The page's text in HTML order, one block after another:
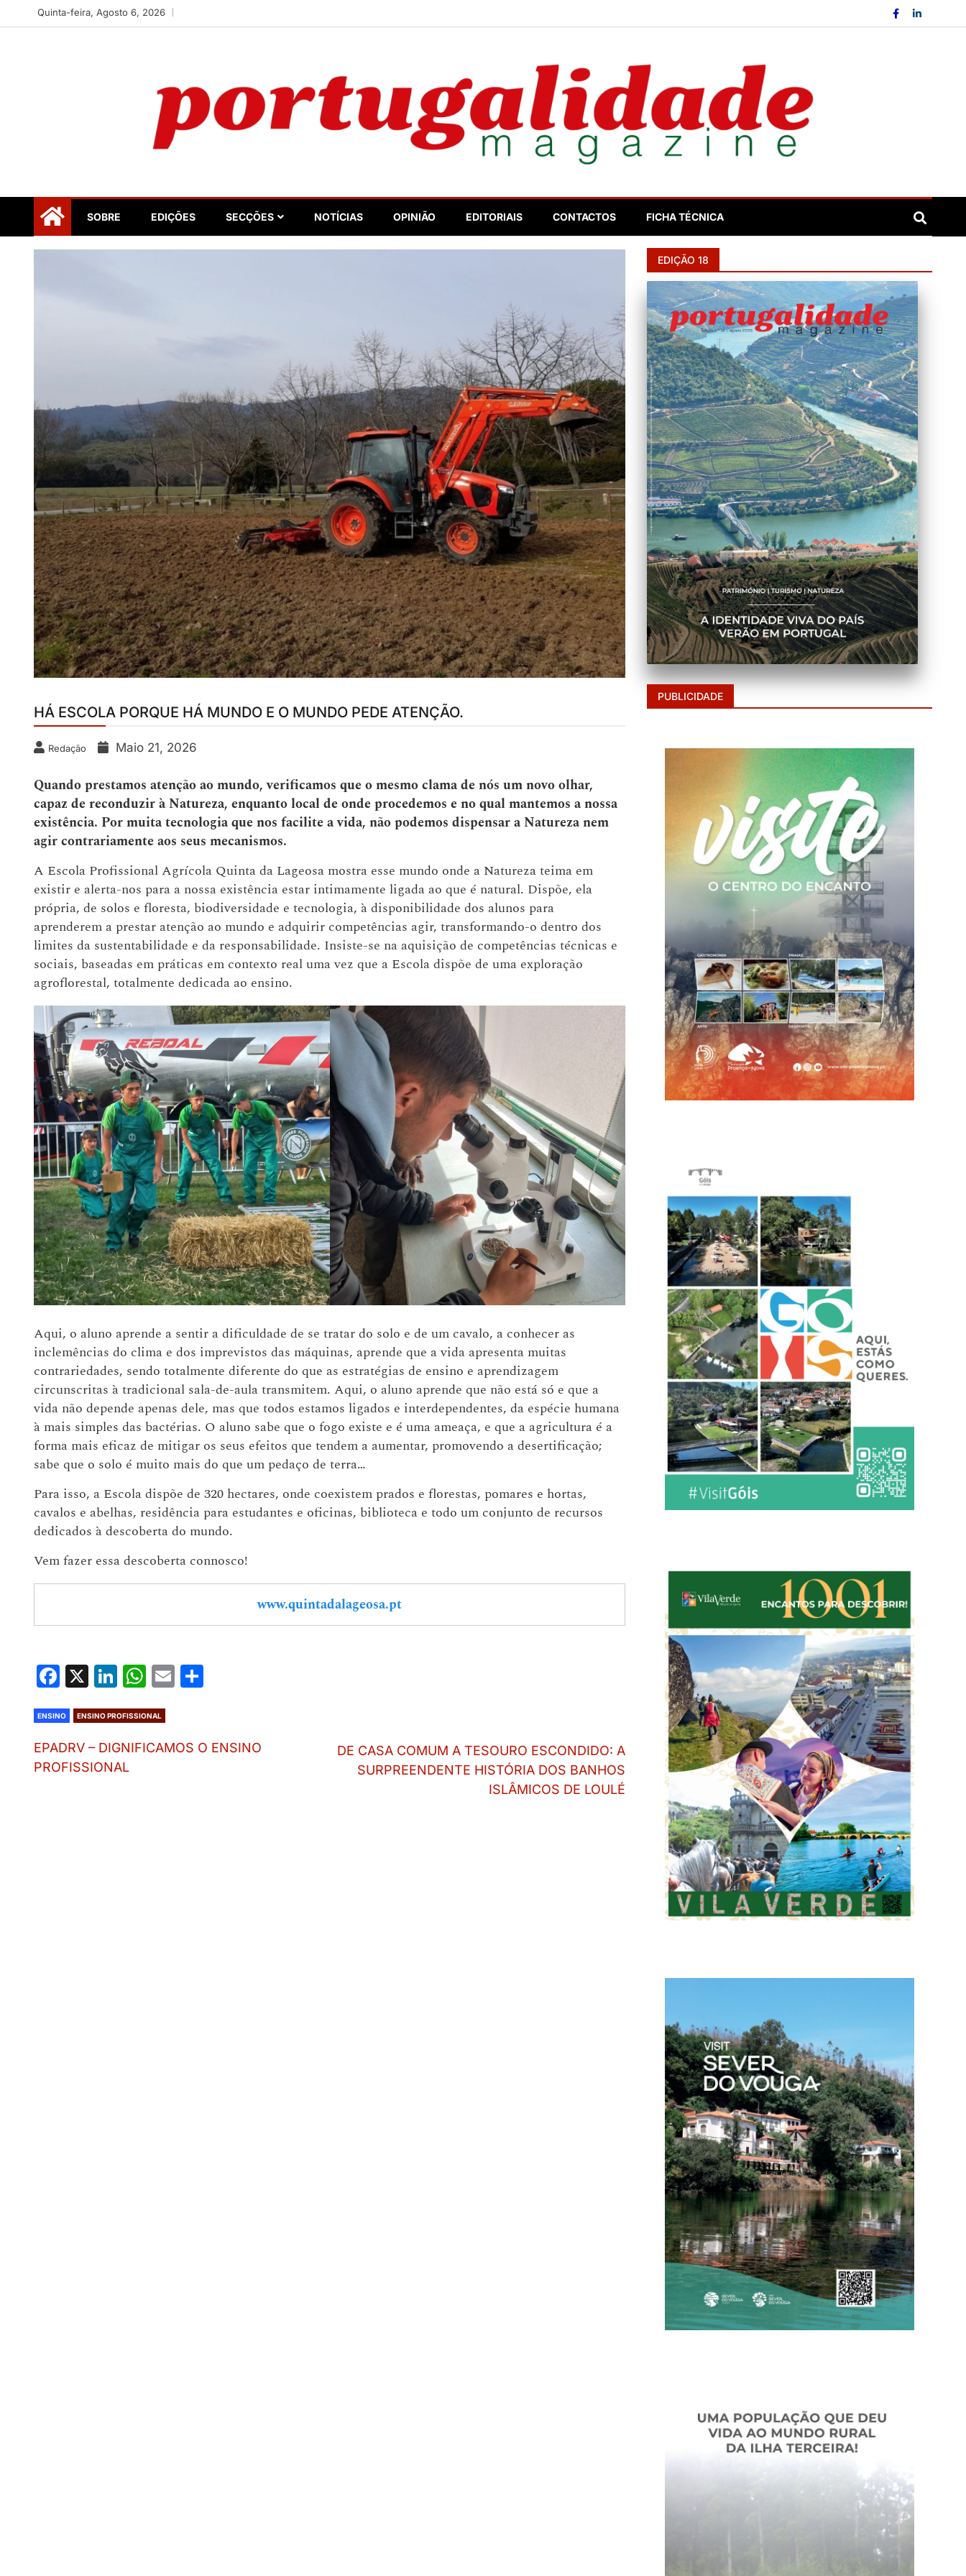
to
Quinta-feira, Agosto 6, 2026
Portugalidade
SOBRE EDIÇÕES SECÇÕES NOTÍCIAS OPINIÃO EDITORIAIS CONTACTOS FICHA TÉCNICA
HÁ ESCOLA PORQUE HÁ MUNDO E O MUNDO PEDE ATENÇÃO.
Redação Maio 21, 2026
Quando prestamos atenção ao mundo, verificamos que o mesmo clama de nós um novo olhar,
capaz de reconduzir à Natureza, enquanto local de onde procedemos e no qual mantemos a nossa
existência. Por muita tecnologia que nos facilite a vida, não podemos dispensar a Natureza nem
agir contrariamente aos seus mecanismos.
A Escola Profissional Agrícola Quinta da Lageosa mostra esse mundo onde a Natureza teima em
existir e alerta-nos para a nossa existência estar intimamente ligada ao que é natural. Dispõe, ela
própria, de solos e floresta, biodiversidade e tecnologia, à disponibilidade dos alunos para
aprenderem a prestar atenção ao mundo e adquirir competências agir, transformando-o dentro dos
limites da sustentabilidade e da responsabilidade. Insiste-se na aquisição de competências técnicas e
sociais, baseadas em práticas em contexto real uma vez que a Escola dispõe de uma exploração
agroflorestal, totalmente dedicada ao ensino.
Aqui, o aluno aprende a sentir a dificuldade de se tratar do solo e de um cavalo, a conhecer as
inclemências do clima e dos imprevistos das máquinas, aprende que a vida apresenta muitas
contrariedades, sendo totalmente diferente do que as estratégias de ensino e aprendizagem
circunscritas à tradicional sala-de-aula transmitem. Aqui, o aluno aprende que não está só e que a
vida não depende apenas dele, mas que todos estamos ligados e interdependentes, da espécie humana
à mais simples das bactérias. O aluno sabe que o fogo existe e é uma ameaça, e que a agricultura é a
forma mais eficaz de mitigar os seus efeitos que tendem a aumentar, promovendo a desertificação;
sabe que o solo é muito mais do que um pedaço de terra…
Para isso, a Escola dispõe de 320 hectares, onde coexistem prados e florestas, pomares e hortas,
cavalos e abelhas, residência para estudantes e oficinas, biblioteca e todo um conjunto de recursos
dedicados à descoberta do mundo.
Vem fazer essa descoberta connosco!
www.quintadalageosa.pt
Facebook
X LinkedIn
WhatsApp
Email
ENSINO ENSINO PROFISSIONAL
EPADRV – DIGNIFICAMOS O ENSINO
PROFISSIONAL
DE CASA COMUM A TESOURO ESCONDIDO: A
SURPREENDENTE HISTÓRIA DOS BANHOS
ISLÂMICOS DE LOULÉ
EDIÇÃO 18
PUBLICIDADE